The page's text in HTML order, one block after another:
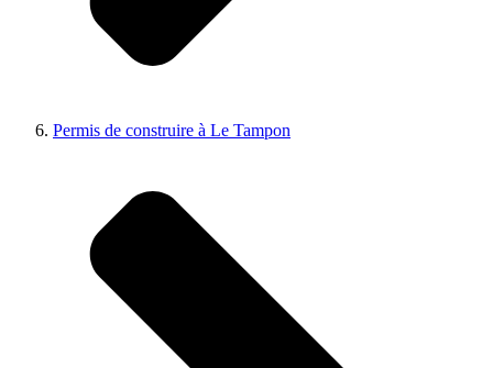
Permis de construire à Le Tampon